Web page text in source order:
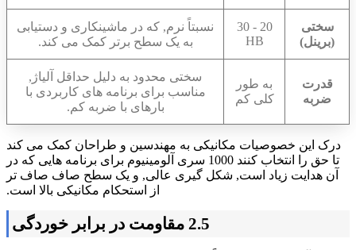
سختی
(برینل)
20 - 30
HB
نسبتاً نرم, که در ماشینکاری و دستیابی
به یک سطح برتر کمک می کند.
قدرت
ضربه
به طور
کلی کم
سختی محدود به دلیل حداقل آلیاژ,
مناسب برای برنامه های کاربردی با
بارهای با ضربه کم.
درک این خصوصیات مکانیکی به مهندسین و طراحان کمک می کند
تا حق را انتخاب کنند 1000 سری آلومینیوم برای برنامه هایی که در
آن هدایت زیاد است, شکل گیری عالی, و یک سطح صاف صاف تر
از استحکام مکانیکی بالا است.
2.5 مقاومت در برابر خوردگی